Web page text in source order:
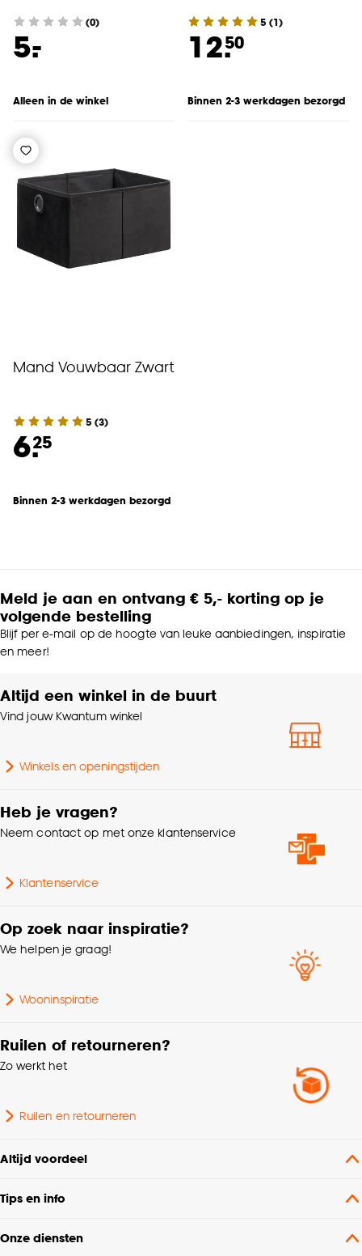
(0)
5.
-
Alleen in de winkel
5 (1)
12.50
Binnen 2-3 werkdagen bezorgd
Mand Vouwbaar Zwart
5 (3)
6.25
Binnen 2-3 werkdagen bezorgd
Meld je aan en ontvang € 5,- korting op je
volgende bestelling
Blijf per e-mail op de hoogte van leuke aanbiedingen, inspiratie
en meer!
Altijd een winkel in de buurt
Vind jouw Kwantum winkel
Winkels en openingstijden
Heb je vragen?
Neem contact op met onze klantenservice
Klantenservice
Op zoek naar inspiratie?
We helpen je graag!
Wooninspiratie
Ruilen of retourneren?
Zo werkt het
Ruilen en retourneren
Altijd voordeel
Tips en info
Onze diensten